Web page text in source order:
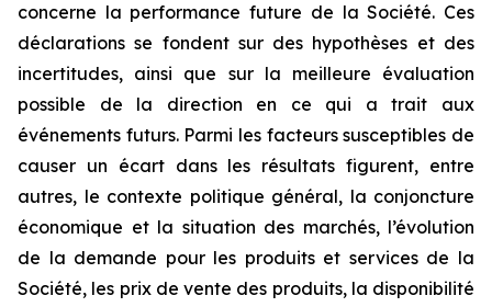
concerne la performance future de la Société. Ces
déclarations se fondent sur des hypothèses et des
incertitudes, ainsi que sur la meilleure évaluation
possible de la direction en ce qui a trait aux
événements futurs. Parmi les facteurs susceptibles de
causer un écart dans les résultats figurent, entre
autres, le contexte politique général, la conjoncture
économique et la situation des marchés, l’évolution
de la demande pour les produits et services de la
Société, les prix de vente des produits, la disponibilité